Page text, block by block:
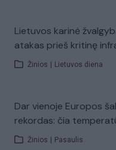
Lietuvos karinė
atakas prieš kritinę
Žinios Lietuvos diena
Dar vienoje Europos
rekordas: čia
Žinios Pasaulis